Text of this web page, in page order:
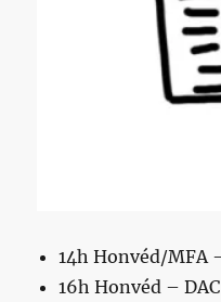
14h Honvéd/MFA
16h Honvéd –